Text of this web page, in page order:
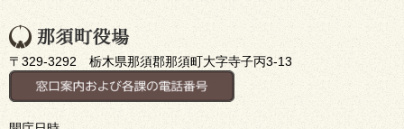
〒329-3292 栃木県那須郡那須町大字寺子丙3-13